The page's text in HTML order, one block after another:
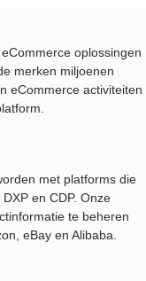
oplossingen
merken miljoenen
eCommerce activiteiten
met platforms die
en CDP. Onze
te beheren
eBay en Alibaba.